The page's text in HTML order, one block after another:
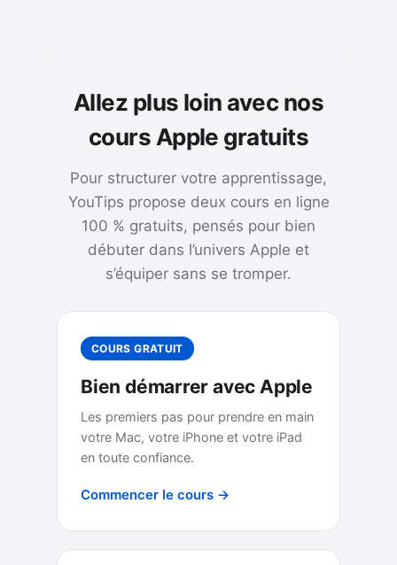
Allez plus loin avec nos
cours Apple gratuits
Pour structurer votre apprentissage,
YouTips propose deux cours en ligne
100 % gratuits, pensés pour bien
débuter dans l’univers Apple et
s’équiper sans se tromper.
COURS GRATUIT
Bien démarrer avec Apple
Les premiers pas pour prendre en main
votre Mac, votre iPhone et votre iPad
en toute confiance.
Commencer le cours →